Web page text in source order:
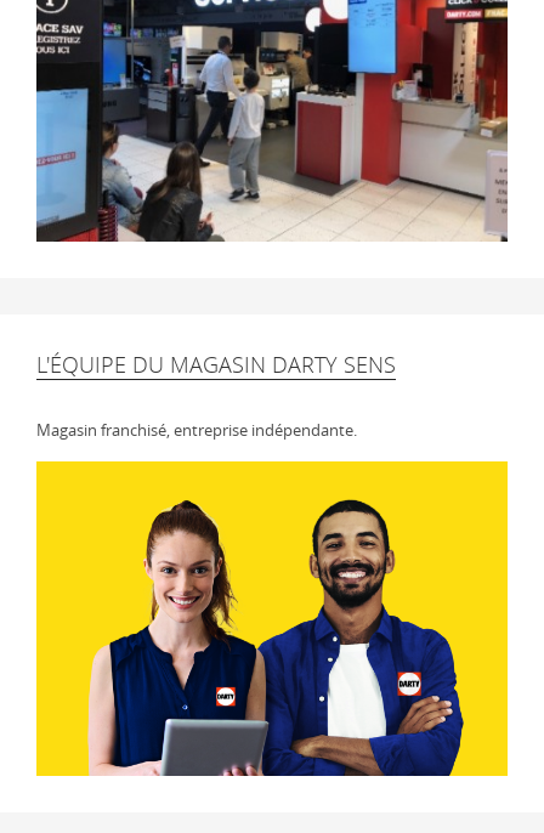
L'ÉQUIPE DU MAGASIN DARTY SENS
Magasin franchisé, entreprise indépendante.